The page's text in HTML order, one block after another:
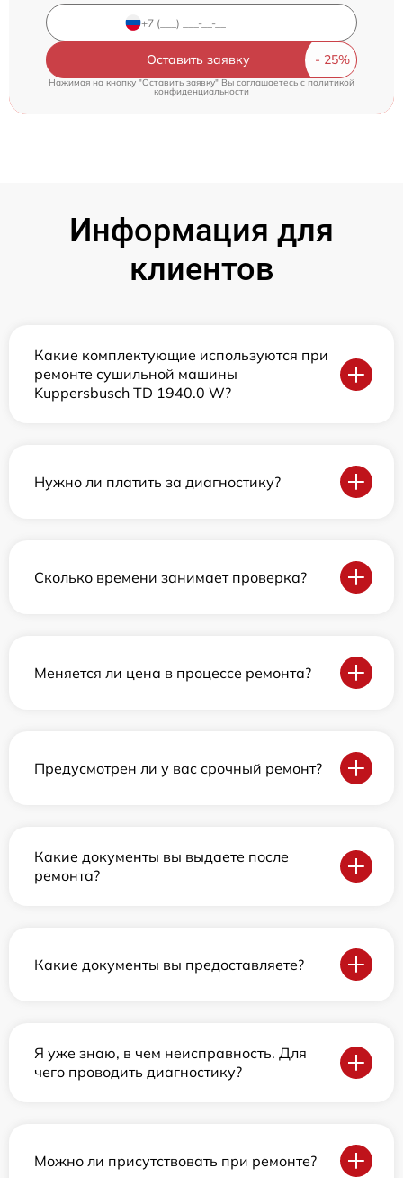
Оставить заявку
Нажимая на кнопку "Оставить заявку" Вы соглашаетесь cполитикой
конфиденциальности
Информация для
клиентов
Какие комплектующие используются при
ремонте сушильной машины
Kuppersbusch TD 1940.0 W?
Нужно ли платить за диагностику?
Сколько времени занимает проверка?
Меняется ли цена в процессе ремонта?
Предусмотрен ли у вас срочный ремонт?
Какие документы вы выдаете после
ремонта?
Какие документы вы предоставляете?
Я уже знаю, в чем неисправность. Для
чего проводить диагностику?
Можно ли присутствовать при ремонте?